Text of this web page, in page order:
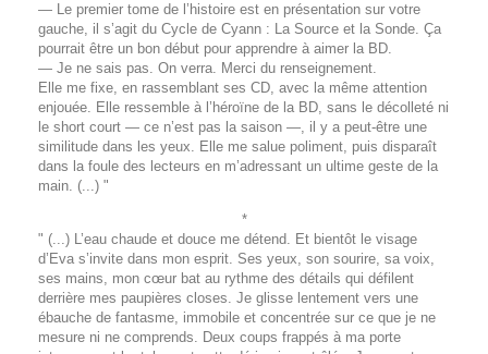
— Le premier tome de l’histoire est en présentation sur votre
gauche, il s’agit du Cycle de Cyann : La Source et la Sonde. Ça
pourrait être un bon début pour apprendre à aimer la BD.
— Je ne sais pas. On verra. Merci du renseignement.
Elle me fixe, en rassemblant ses CD, avec la même attention
enjouée. Elle ressemble à l’héroïne de la BD, sans le décolleté ni
le short court — ce n’est pas la saison —, il y a peut-être une
similitude dans les yeux. Elle me salue poliment, puis disparaît
dans la foule des lecteurs en m’adressant un ultime geste de la
main. (...) "
*
" (...) L’eau chaude et douce me détend. Et bientôt le visage
d’Eva s’invite dans mon esprit. Ses yeux, son sourire, sa voix,
ses mains, mon cœur bat au rythme des détails qui défilent
derrière mes paupières closes. Je glisse lentement vers une
ébauche de fantasme, immobile et concentrée sur ce que je ne
mesure ni ne comprends. Deux coups frappés à ma porte